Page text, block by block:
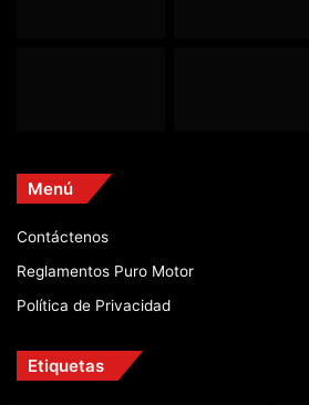
Menú
Contáctenos
Reglamentos Puro Motor
Política de Privacidad
Etiquetas